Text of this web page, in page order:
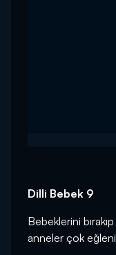
Dilli Bebek 9
Bebeklerini
anneler çok